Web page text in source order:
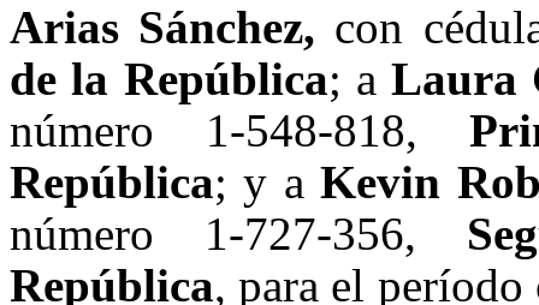
Arias Sánchez, con
de la República; a Laura
número 1-548-818,
República; y aKevin
número 1-727-356,
República, para el